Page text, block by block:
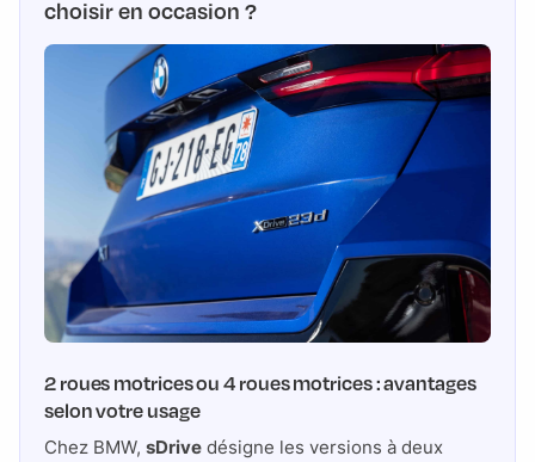
choisir en occasion ?
2 roues motrices ou 4 roues motrices : avantages
selon votre usage
Chez BMW, sDrive désigne les versions à deux